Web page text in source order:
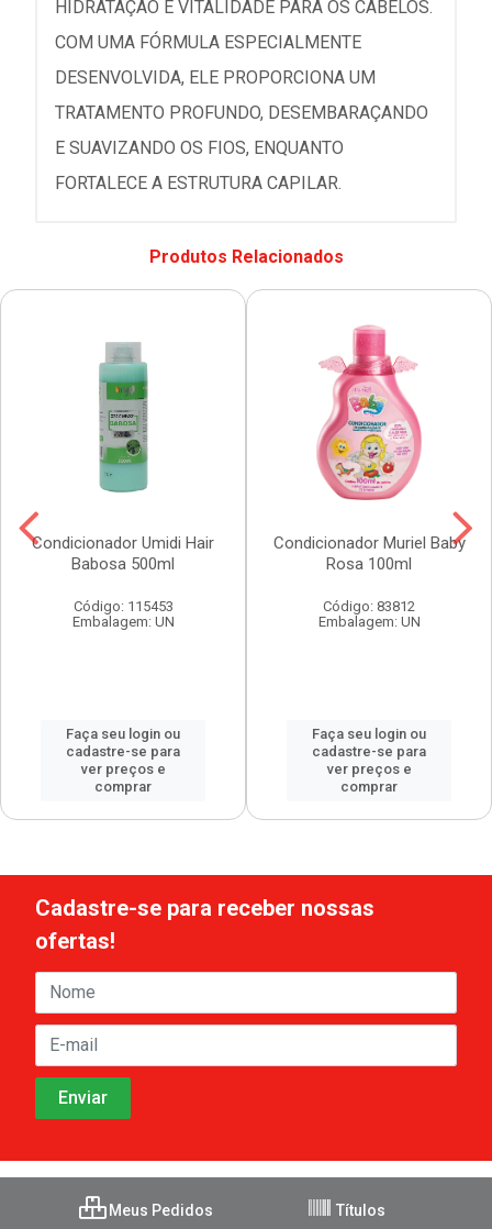
HIDRATAÇÃO E VITALIDADE PARA OS CABELOS.
COM UMA FÓRMULA ESPECIALMENTE
DESENVOLVIDA, ELE PROPORCIONA UM
TRATAMENTO PROFUNDO, DESEMBARAÇANDO
E SUAVIZANDO OS FIOS, ENQUANTO
FORTALECE A ESTRUTURA CAPILAR.
Produtos Relacionados
Condicionador Umidi Hair
Babosa 500ml
Código: 115453
Embalagem: UN
Faça seu login ou
cadastre-se para
ver preços e
comprar
Condicionador Muriel Baby
Rosa 100ml
Código: 83812
Embalagem: UN
Faça seu login ou
cadastre-se para
ver preços e
comprar
Cadastre-se para receber nossas
ofertas!
Meus Pedidos Títulos